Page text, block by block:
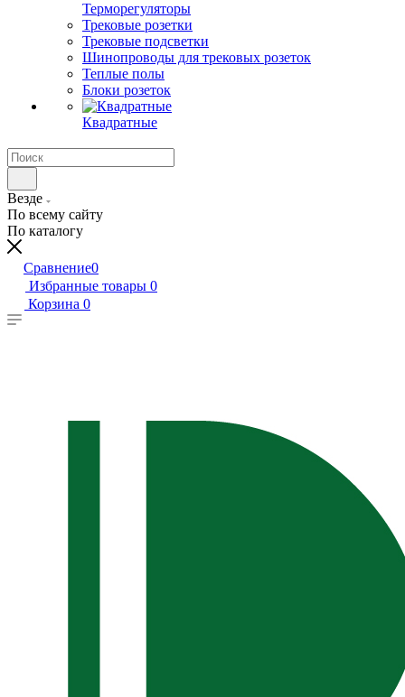
Терморегуляторы
Трековые розетки
Трековые подсветки
Шинопроводы для трековых розеток
Теплые полы
Блоки розеток
Квадратные
Везде
По всему сайту
По каталогу
Сравнение0
Избранные товары 0
Корзина 0